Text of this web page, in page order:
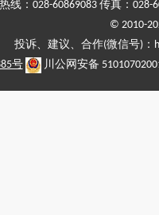
线：028-60869083 传真：028-
© 2010-
投诉、建议、合作(微信号)
号
川公网安备